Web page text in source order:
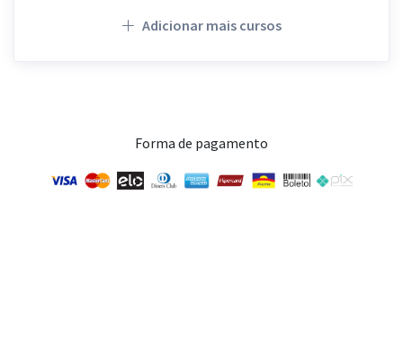
Adicionar mais cursos
Forma de pagamento